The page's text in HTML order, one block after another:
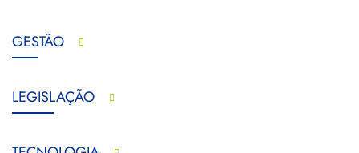
GESTÃO
LEGISLAÇÃO